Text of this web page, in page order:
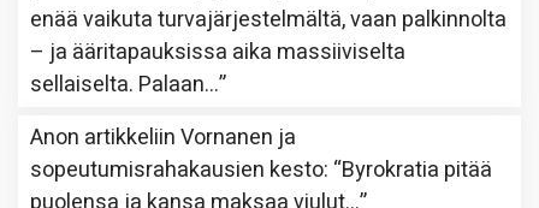
enää vaikuta turvajärjestelmältä, vaan palkinnolta
– ja ääritapauksissa aika massiiviselta
sellaiselta. Palaan…”
Anon artikkeliinVornanen ja
sopeutumisrahakausien kesto: “Byrokratia pitää